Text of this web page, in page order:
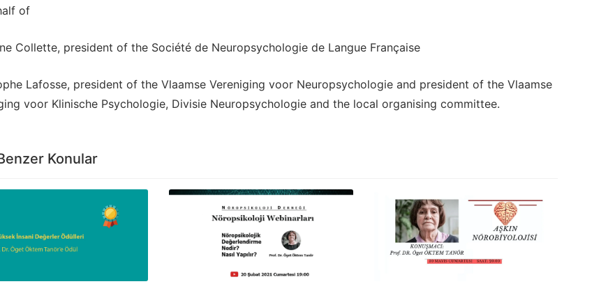
of
Collette, president of the Société de Neuropsychologie de Langue Française
Lafosse, president of the Vlaamse Vereniging voor Neuropsychologie and president of the Vlaamse
voor Klinische Psychologie, Divisie Neuropsychologie and the local organising committee.
Konular